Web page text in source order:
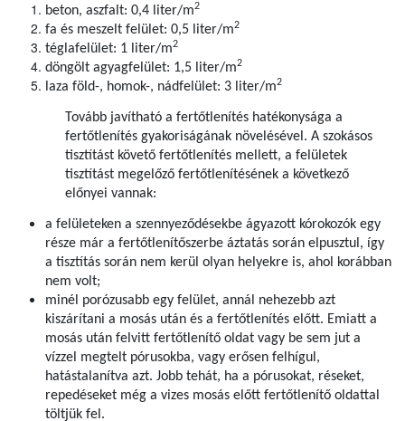
beton, aszfalt: 0,4 liter/m2
fa és meszelt felület: 0,5 liter/m2
téglafelület: 1 liter/m2
döngölt agyagfelület: 1,5 liter/m2
laza föld-, homok-, nádfelület: 3 liter/m2
Tovább javítható a fertőtlenítés hatékonysága a
fertőtlenítés gyakoriságának növelésével. A szokásos
tisztítást követő fertőtlenítés mellett, a felületek
tisztítást megelőző fertőtlenítésének a következő
előnyei vannak:
a felületeken a szennyeződésekbe ágyazott kórokozók egy
része már a fertőtlenítőszerbe áztatás során elpusztul, így
a tisztítás során nem kerül olyan helyekre is, ahol korábban
nem volt;
minél porózusabb egy felület, annál nehezebb azt
kiszárítani a mosás után és a fertőtlenítés előtt. Emiatt a
mosás után felvitt fertőtlenítő oldat vagy be sem jut a
vízzel megtelt pórusokba, vagy erősen felhígul,
hatástalanítva azt. Jobb tehát, ha a pórusokat, réseket,
repedéseket még a vizes mosás előtt fertőtlenítő oldattal
töltjük fel.